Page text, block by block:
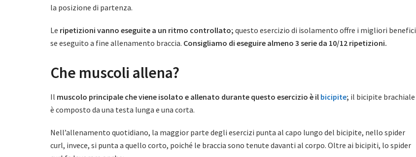
la posizione di partenza.
Le ripetizioni vanno eseguite a un ritmo controllato; questo esercizio di isolamento offre i migliori benefici
se eseguito a fine allenamento braccia. Consigliamo di eseguire almeno 3 serie da 10/12 ripetizioni.
Che muscoli allena?
Il muscolo principale che viene isolato e allenato durante questo esercizio è il bicipite; il bicipite brachiale
è composto da una testa lunga e una corta.
Nell’allenamento quotidiano, la maggior parte degli esercizi punta al capo lungo del bicipite, nello spider
curl, invece, si punta a quello corto, poiché le braccia sono tenute davanti al corpo. Oltre ai bicipiti, lo spider